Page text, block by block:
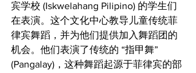
宾学校 (Iskwelahang Pilipino) 的学生们
在表演。这个文化中心教导儿童传统菲
律宾舞蹈，并为他们提供加入舞蹈团的
机会。他们表演了传统的 “指甲舞”
(Pangalay)，这种舞蹈起源于菲律宾的部